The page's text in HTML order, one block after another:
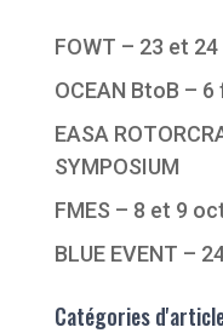
FOWT – 23 et
OCEAN BtoB –
EASA
SYMPOSIUM
FMES – 8 et 9
BLUE EVENT –
Catégories